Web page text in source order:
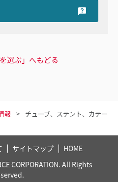
選ぶ」へもどる
報
チューブ、ステント、カテー
サイトマップ
HOME
CORPORATION. All Rights